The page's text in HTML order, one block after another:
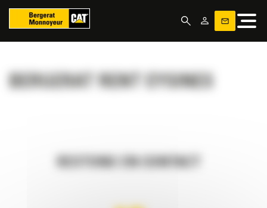
BERGERAT RENT EYSINES
RESTONS EN CONTACT
Panneau de gestion des cookies